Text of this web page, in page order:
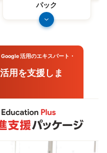
パック
活用のエキスパート・
用を支援しま